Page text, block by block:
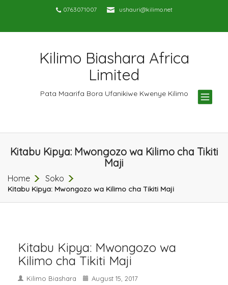
0763071007 ushauri@kilimo.net
Kilimo Biashara Africa
Limited
Pata Maarifa Bora Ufanikiwe Kwenye Kilimo
Kitabu Kipya: Mwongozo wa Kilimo cha Tikiti
Maji
Home Soko
Kitabu Kipya: Mwongozo wa Kilimo cha Tikiti Maji
Kitabu Kipya: Mwongozo wa
Kilimo cha Tikiti Maji
Kilimo Biashara
August 15, 2017